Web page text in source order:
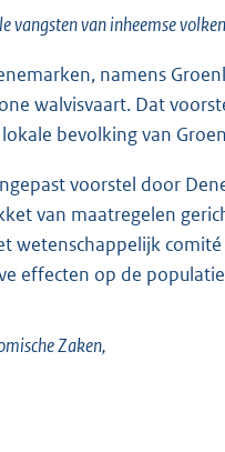
vangsten van inheemse
namens
walvisvaart. Dat
bevolking van
voorstel door
van maatregelen
wetenschappelijk
effecten op de
Zaken,